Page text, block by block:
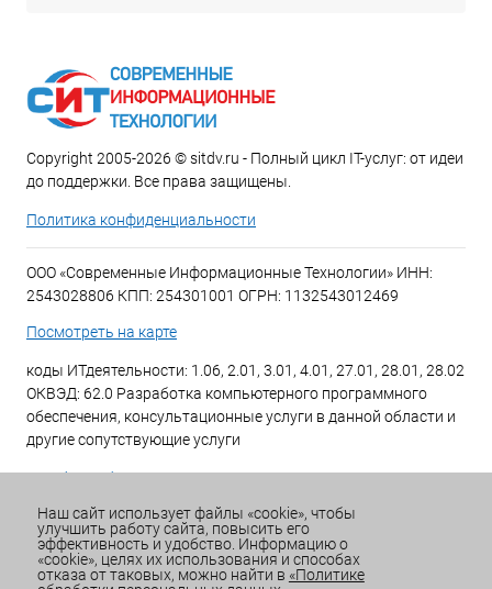
Copyright 2005-2026 © sitdv.ru - Полный цикл IT-услуг: от идеи
до поддержки. Все права защищены.
Политика конфиденциальности
ООО «Современные Информационные Технологии» ИНН:
2543028806 КПП: 254301001 ОГРН: 1132543012469
Посмотреть на карте
коды ИТдеятельности: 1.06, 2.01, 3.01, 4.01, 27.01, 28.01, 28.02
ОКВЭД: 62.0 Разработка компьютерного программного
обеспечения, консультационные услуги в данной области и
другие сопутствующие услуги
Email:office@sitdv.ru
График работы Пн-Пт: с 9:00 до 18:00 Сб/Вс: Выходной
Наш сайт использует файлы «cookie», чтобы
улучшить работу сайта, повысить его
эффективность и удобство. Информацию о
«cookie», целях их использования и способах
отказа от таковых, можно найти в «Политике